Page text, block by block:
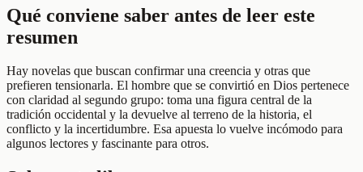
Qué conviene saber antes de leer este
resumen
Hay novelas que buscan confirmar una creencia y otras que
prefieren tensionarla. El hombre que se convirtió en Dios pertenece
con claridad al segundo grupo: toma una figura central de la
tradición occidental y la devuelve al terreno de la historia, el
conflicto y la incertidumbre. Esa apuesta lo vuelve incómodo para
algunos lectores y fascinante para otros.